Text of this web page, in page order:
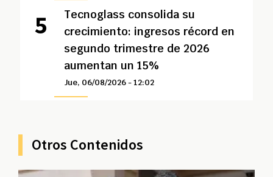
Tecnoglass consolida su
crecimiento: ingresos récord en
segundo trimestre de 2026
aumentan un 15%
Jue, 06/08/2026 - 12:02
Otros Contenidos